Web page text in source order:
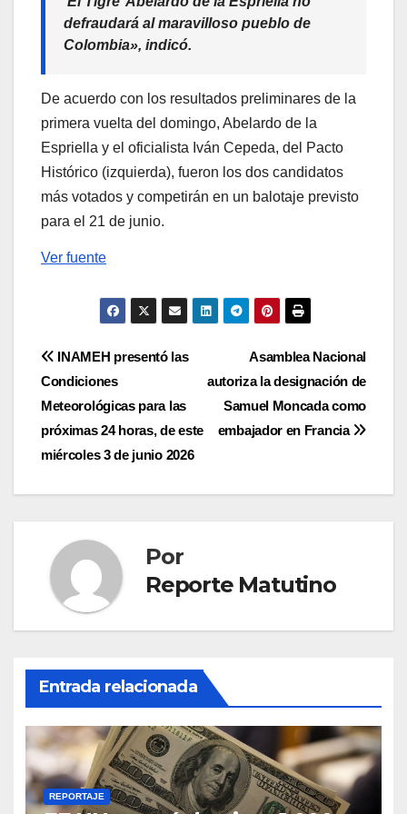
defraudará al maravilloso pueblo de
Colombia», indicó.
De acuerdo con los resultados preliminares de la
primera vuelta del domingo, Abelardo de la
Espriella y el oficialista Iván Cepeda, del Pacto
Histórico (izquierda), fueron los dos candidatos
más votados y competirán en un balotaje previsto
para el 21 de junio.
Ver fuente
Navegación
de
entradas
Asamblea Nacional
autoriza la designación de
Samuel Moncada como
embajador en Francia
INAMEH presentó las
Condiciones
Meteorológicas para las
próximas 24 horas, de este
miércoles 3 de junio 2026
Por
Reporte Matutino
Entrada relacionada
REPORTAJE